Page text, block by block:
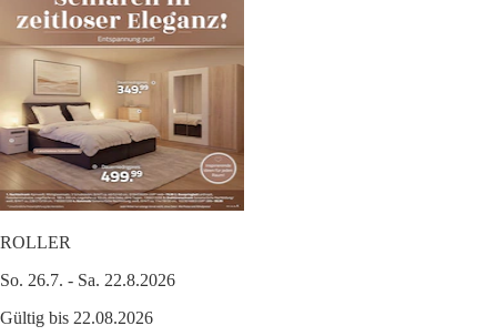
ROLLER
So. 26.7. - Sa. 22.8.2026
Gültig bis 22.08.2026